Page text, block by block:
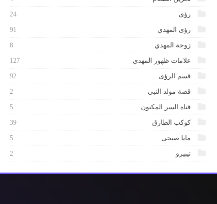
رؤى 24
رؤى المهدي 91
زوجة المهدي 8
علامات ظهور المهدي 127
قسم الرؤى 92
قصة مولد النبي 2
قناة السر المكنون 5
كوكب الطارق 39
مايا صبحى 5
نيبيرو 2